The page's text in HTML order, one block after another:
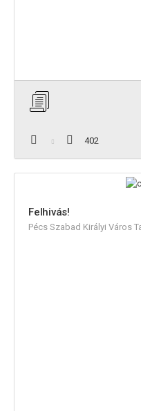
402
Felhivás!
Pécs Szabad Királyi Város